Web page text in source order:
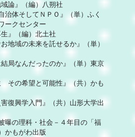
論』（編）八朔社
治体そしてＮＰＯ』（単）ふく
ークセンター
』（編）北土社
地域の未来を託せるか』（単）
局なんだったのか』（単）東京
その希望と可能性』（共）かも
復興学入門』（共）山形大学出
曝の理科・社会－４年目の「福
かもがわ出版